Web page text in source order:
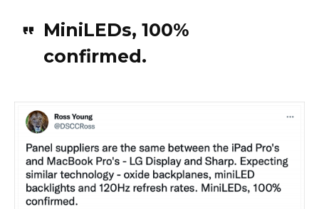
MiniLEDs, 100%
confirmed.